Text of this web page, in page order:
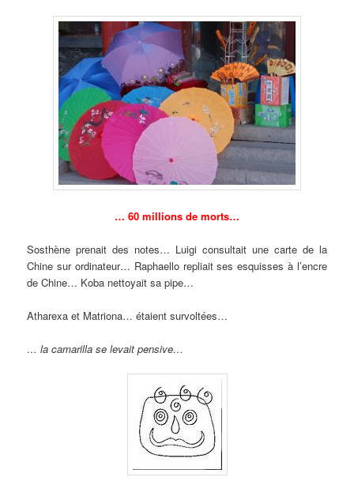
… 60 millions de morts…
Sosthène prenait des notes… Luigi consultait une carte de la
Chine sur ordinateur… Raphaello repliait ses esquisses à l’encre
de Chine… Koba nettoyait sa pipe…
Atharexa et Matriona… étaient survoltées…
… la camarilla se levait pensive…